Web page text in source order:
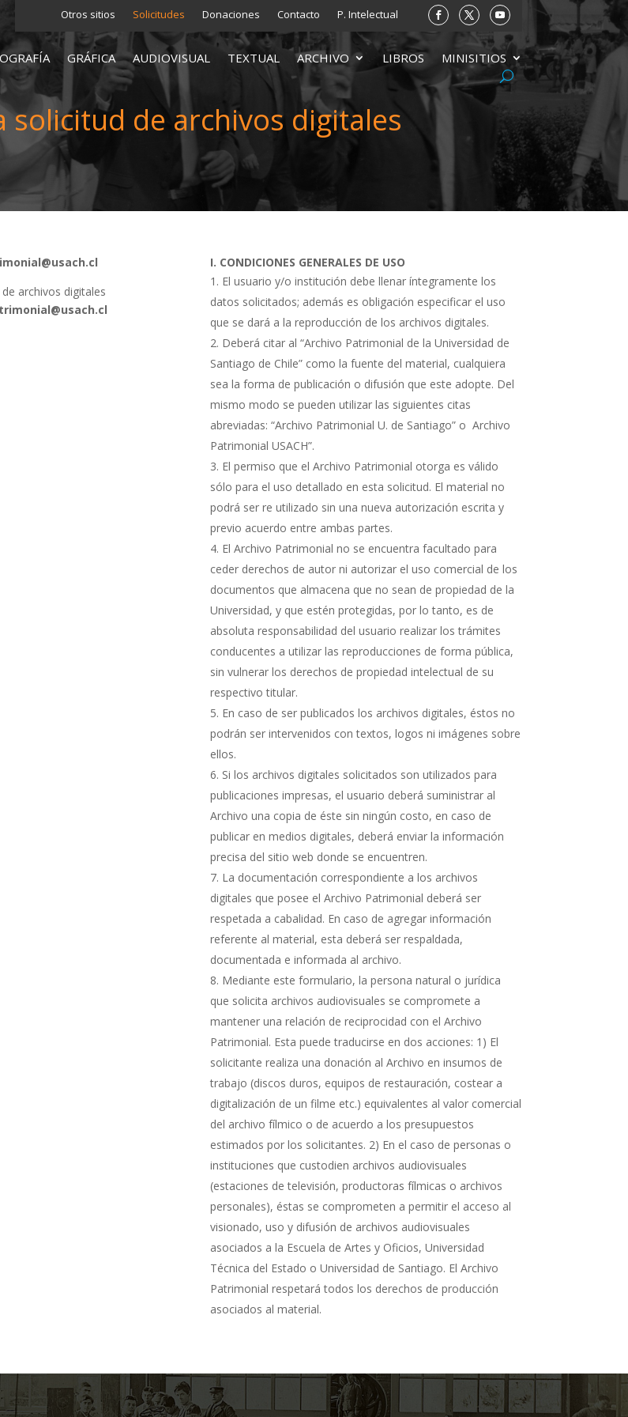
Otros sitios Solicitudes Donaciones Contacto P. Intelectual
GRÁFICA AUDIOVISUAL TEXTUAL ARCHIVO LIBROS MINISITIOS
solicitud de archivos digitales
archivos digitales
I. CONDICIONES GENERALES DE USO
El usuario y/o institución debe llenar íntegramente los
datos solicitados; además es obligación especificar el uso
que se dará a la reproducción de los archivos digitales.
Deberá citar al “Archivo Patrimonial de la Universidad de
Santiago de Chile” como la fuente del material, cualquiera
sea la forma de publicación o difusión que este adopte. Del
mismo modo se pueden utilizar las siguientes citas
abreviadas: “Archivo Patrimonial U. de Santiago” o Archivo
Patrimonial USACH”.
El permiso que el Archivo Patrimonial otorga es válido
sólo para el uso detallado en esta solicitud. El material no
podrá ser re utilizado sin una nueva autorización escrita y
previo acuerdo entre ambas partes.
El Archivo Patrimonial no se encuentra facultado para
ceder derechos de autor ni autorizar el uso comercial de los
documentos que almacena que no sean de propiedad de la
Universidad, y que estén protegidas, por lo tanto, es de
absoluta responsabilidad del usuario realizar los trámites
conducentes a utilizar las reproducciones de forma pública,
sin vulnerar los derechos de propiedad intelectual de su
respectivo titular.
En caso de ser publicados los archivos digitales, éstos no
podrán ser intervenidos con textos, logos ni imágenes sobre
ellos.
Si los archivos digitales solicitados son utilizados para
publicaciones impresas, el usuario deberá suministrar al
Archivo una copia de éste sin ningún costo, en caso de
publicar en medios digitales, deberá enviar la información
precisa del sitio web donde se encuentren.
La documentación correspondiente a los archivos
digitales que posee el Archivo Patrimonial deberá ser
respetada a cabalidad. En caso de agregar información
referente al material, esta deberá ser respaldada,
documentada e informada al archivo.
Mediante este formulario, la persona natural o jurídica
que solicita archivos audiovisuales se compromete a
mantener una relación de reciprocidad con el Archivo
Patrimonial. Esta puede traducirse en dos acciones: 1) El
solicitante realiza una donación al Archivo en insumos de
trabajo (discos duros, equipos de restauración, costear a
digitalización de un filme etc.) equivalentes al valor comercial
del archivo fílmico o de acuerdo a los presupuestos
estimados por los solicitantes. 2) En el caso de personas o
instituciones que custodien archivos audiovisuales
(estaciones de televisión, productoras fílmicas o archivos
personales), éstas se comprometen a permitir el acceso al
visionado, uso y difusión de archivos audiovisuales
asociados a la Escuela de Artes y Oficios, Universidad
Técnica del Estado o Universidad de Santiago. El Archivo
Patrimonial respetará todos los derechos de producción
asociados al material.